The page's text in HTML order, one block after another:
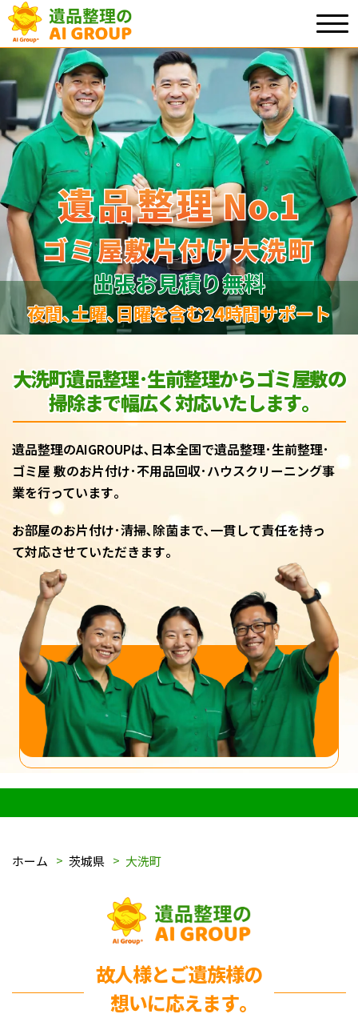
遺品整理No.1
ゴミ屋敷片付け大洗町
遺品整理No.1
ゴミ屋敷片付け大洗町
出張お見積り無料
夜間､土曜､日曜を含む24時間サポート
大洗町遺品整理･生前整理からゴミ屋敷の
掃除まで幅広く対応いたします｡
遺品整理のAIGROUPは､日本全国で遺品整理･生前整理･
ゴミ屋 敷のお片付け･不用品回収･ハウスクリーニング事
業を行っています｡
お部屋のお片付け･清掃､除菌まで､一貫して責任を持っ
て対応させていただきます｡
ホーム 茨城県 大洗町
故人様とご遺族様の
想いに応えます｡